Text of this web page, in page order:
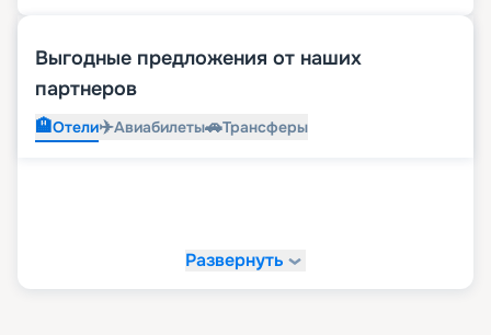
Выгодные предложения от наших
партнеров
🏨Отели✈️Авиабилеты🚗Трансферы
Развернуть